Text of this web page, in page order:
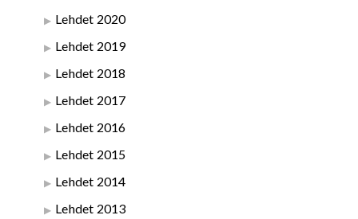
Lehdet 2020
Lehdet 2019
Lehdet 2018
Lehdet 2017
Lehdet 2016
Lehdet 2015
Lehdet 2014
Lehdet 2013